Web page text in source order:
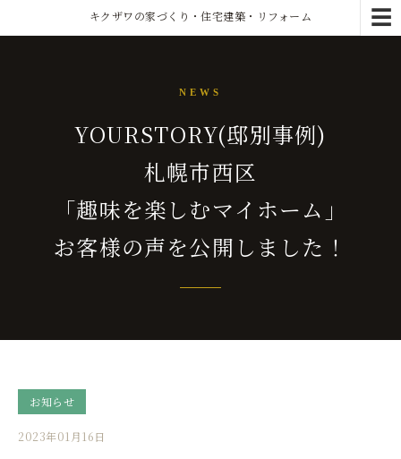
☰
キクザワの家づくり・住宅建築・リフォーム
NEWS
YOURSTORY(邸別事例)
札幌市西区
「趣味を楽しむマイホーム」
お客様の声を公開しました！
お知らせ
2023年01月16日